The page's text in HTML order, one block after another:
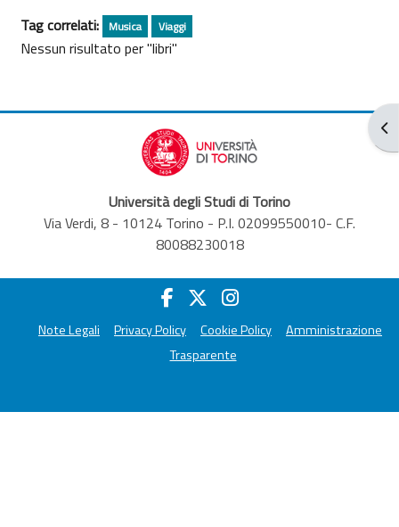
Tag correlati: Musica Viaggi
Nessun risultato per "libri"
Università degli Studi di Torino
Via Verdi, 8 - 10124 Torino - P.I. 02099550010- C.F.
80088230018
Note Legali Privacy Policy Cookie Policy
Amministrazione
Trasparente